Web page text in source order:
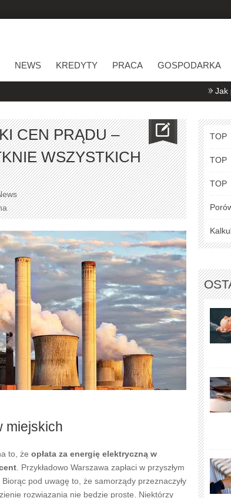
NEWS KREDYTY PRACA GOSPODARKA
Jak
CEN PRĄDU –
WSZYSTKICH
miejskich
to, że opłata za energię elektryczną w
. Przykładowo Warszawa zapłaci w przyszłym
Biorąc pod uwagę to, że samorządy przeznaczyły
rozwiązania nie będzie proste. Niektórzy
TOP
TOP
TOP